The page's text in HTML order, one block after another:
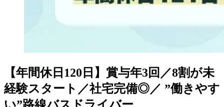
【年間休日120日】賞与年3回／8割が未
経験スタート／社宅完備◎／ ”働きやす